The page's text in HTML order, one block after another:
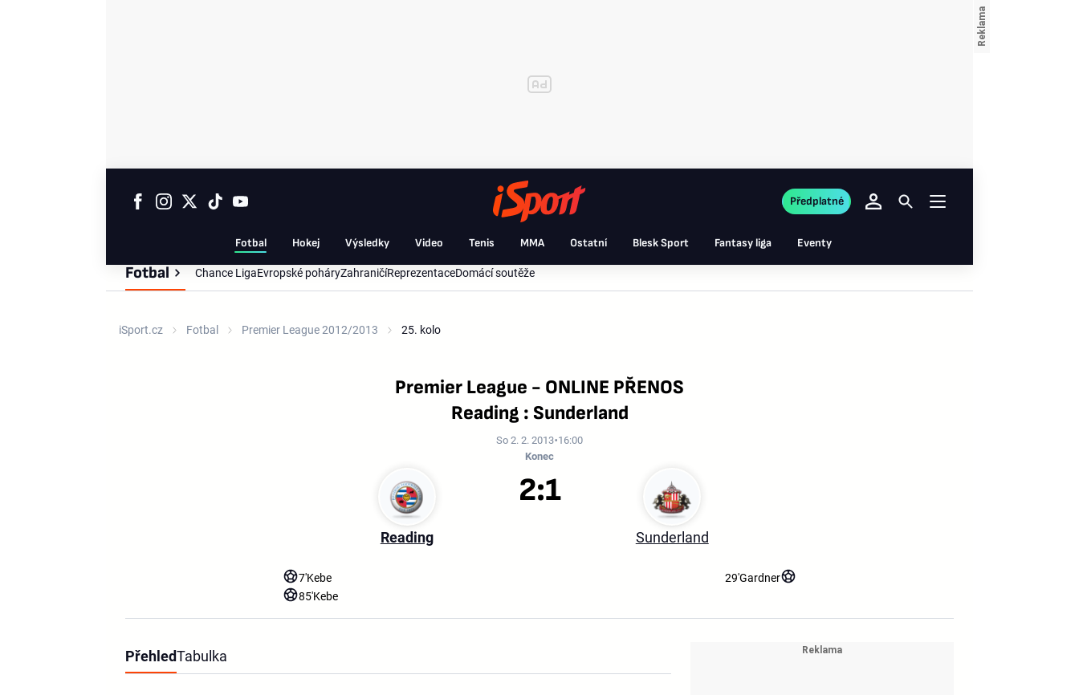
Fotbal Hokej Výsledky Video Tenis MMA Ostatní Blesk Sport Fantasy liga Eventy
Předplatné
Fotbal Chance LigaEvropské poháryZahraničíReprezentaceDomácí soutěže
iSport.cz Fotbal Premier League 2012/2013 25. kolo
Premier League - ONLINE PŘENOS
Reading : Sunderland
So 2. 2. 2013 16:00
Konec
Reading Sunderland
2:1
7'Kebe
85'Kebe
29'Gardner
PřehledTabulka